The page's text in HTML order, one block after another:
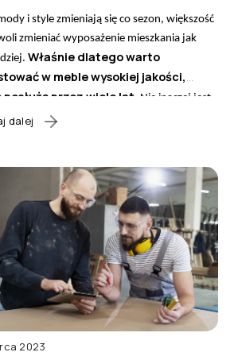
i style zmieniają się co sezon, większość
zmieniać wyposażenie mieszkania jak
Właśnie dlatego warto
w meble wysokiej jakości,
przez wiele lat.
Nie inaczej jest
sypialni i jej kluczowego mebla, czyli
na co zwracać uwagę przy
solidnego łóżka na lata.
dalej
2023